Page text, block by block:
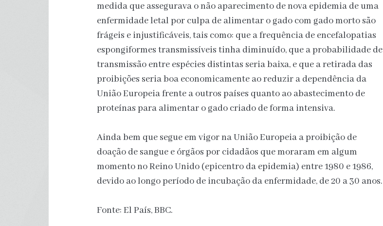
medida que assegurava o não aparecimento de nova epidemia de uma
enfermidade letal por culpa de alimentar o gado com gado morto são
frágeis e injustificáveis, tais como: que a frequência de encefalopatias
espongiformes transmissíveis tinha diminuído, que a probabilidade de
transmissão entre espécies distintas seria baixa, e que a retirada das
proibições seria boa economicamente ao reduzir a dependência da
União Europeia frente a outros países quanto ao abastecimento de
proteínas para alimentar o gado criado de forma intensiva.
Ainda bem que segue em vigor na União Europeia a proibição de
doação de sangue e órgãos por cidadãos que moraram em algum
momento no Reino Unido (epicentro da epidemia) entre 1980 e 1986,
devido ao longo período de incubação da enfermidade, de 20 a 30 anos.
Fonte: El País, BBC.